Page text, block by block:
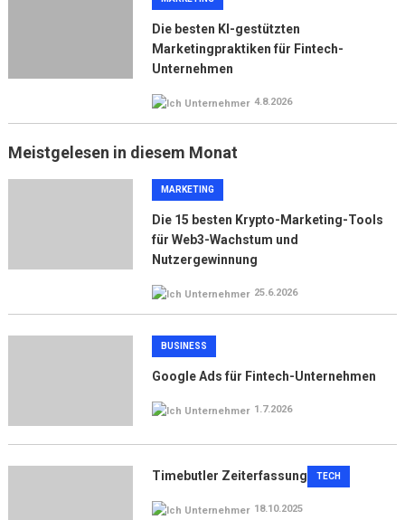
Die besten KI-gestützten
Marketingpraktiken für Fintech-
Unternehmen
4.8.2026
Meistgelesen in diesem Monat
MARKETING
Die 15 besten Krypto-Marketing-Tools
für Web3-Wachstum und
Nutzergewinnung
25.6.2026
BUSINESS
Google Ads für Fintech-Unternehmen
1.7.2026
TECH
Timebutler Zeiterfassung
18.10.2025